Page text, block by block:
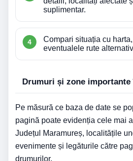
suplimentar.
Compari situația cu
eventualele rute
Drumuri și zone importante
Pe măsură ce baza de date se
pagină poate evidenția cele mai
Județul Maramureș, localitățile
evenimente și legăturile către
drumurilor.